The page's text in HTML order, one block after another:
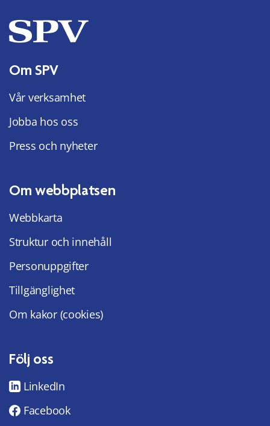
Om SPV
Vår verksamhet
Jobba hos oss
Press och nyheter
Om webbplatsen
Webbkarta
Struktur och innehåll
Personuppgifter
Tillgänglighet
Om kakor (cookies)
Följ oss
LinkedIn
Facebook